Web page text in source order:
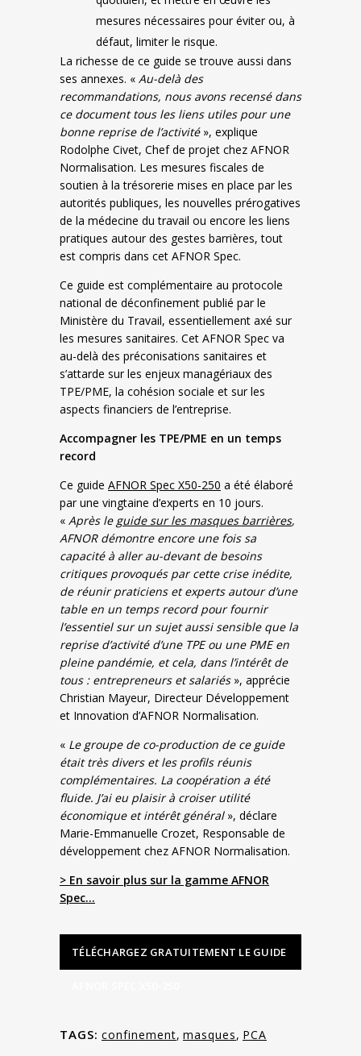
mesures nécessaires pour éviter ou, à
défaut, limiter le risque.
La richesse de ce guide se trouve aussi dans
ses annexes. « Au-delà des
recommandations, nous avons recensé dans
ce document tous les liens utiles pour une
bonne reprise de l’activité», explique
Rodolphe Civet, Chef de projet chez AFNOR
Normalisation. Les mesures fiscales de
soutien à la trésorerie mises en place par les
autorités publiques, les nouvelles prérogatives
de la médecine du travail ou encore les liens
pratiques autour des gestes barrières, tout
est compris dans cet AFNOR Spec.
Ce guide est complémentaire au protocole
national de déconfinement publié par le
Ministère du Travail, essentiellement axé sur
les mesures sanitaires. Cet AFNOR Spec va
au-delà des préconisations sanitaires et
s’attarde sur les enjeux managériaux des
TPE/PME, la cohésion sociale et sur les
aspects financiers de l’entreprise.
Accompagner les TPE/PME en un temps
record
Ce guide AFNOR Spec X50-250 a été élaboré
par une vingtaine d’experts en 10 jours.
« Après le guide sur les masques barrières,
AFNOR démontre encore une fois sa
capacité à aller au-devant de besoins
critiques provoqués par cette crise inédite,
de réunir praticiens et experts autour d’une
table en un temps record pour fournir
l’essentiel sur un sujet aussi sensible que la
reprise d’activité d’une TPE ou une PME en
pleine pandémie, et cela, dans l’intérêt de
tous : entrepreneurs et salariés», apprécie
Christian Mayeur, Directeur Développement
et Innovation d’AFNOR Normalisation.
« Le groupe de co-production de ce guide
était très divers et les profils réunis
complémentaires. La coopération a été
fluide. J’ai eu plaisir à croiser utilité
économique et intérêt général », déclare
Marie-Emmanuelle Crozet, Responsable de
développement chez AFNOR Normalisation.
> En savoir plus sur la gamme AFNOR
Spec…
TÉLÉCHARGEZ GRATUITEMENT LE GUIDE
TAGS: confinement, masques, PCA